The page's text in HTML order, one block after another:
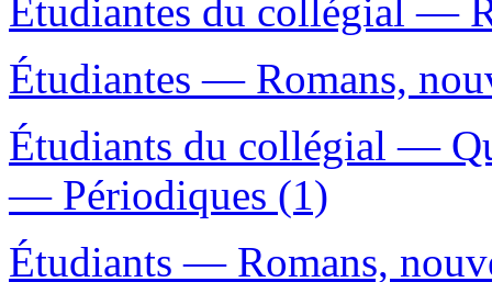
Étudiantes du collégial —
Étudiantes — Romans,
Étudiants du collégial —
— Périodiques (1)
Étudiants — Romans,